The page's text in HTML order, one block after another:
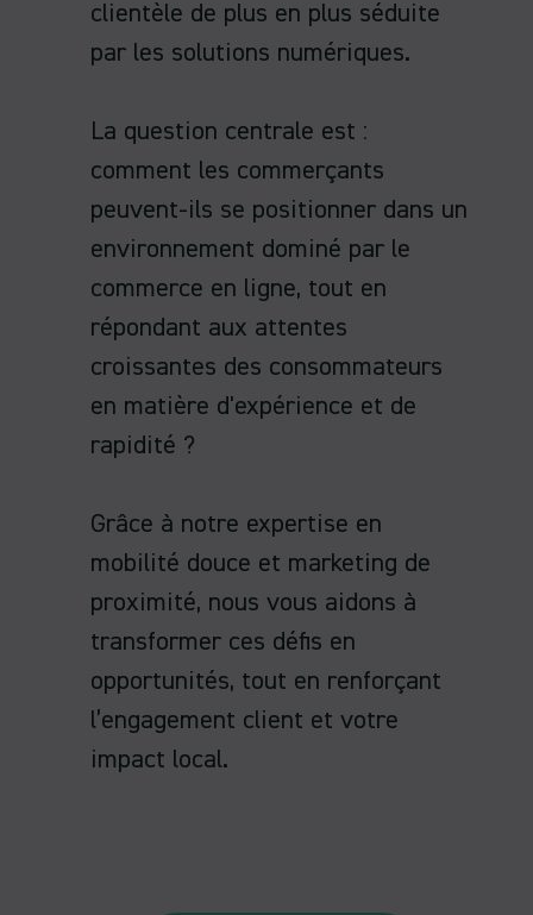
clientèle de plus en plus séduite
par les solutions numériques.
La question centrale est :
comment les commerçants
peuvent-ils se positionner dans un
environnement dominé par le
commerce en ligne, tout en
répondant aux attentes
croissantes des consommateurs
en matière d'expérience et de
rapidité ?
Grâce à notre expertise en
mobilité douce et marketing de
proximité, nous vous aidons à
transformer ces défis en
opportunités, tout en renforçant
l’engagement client et votre
impact local.